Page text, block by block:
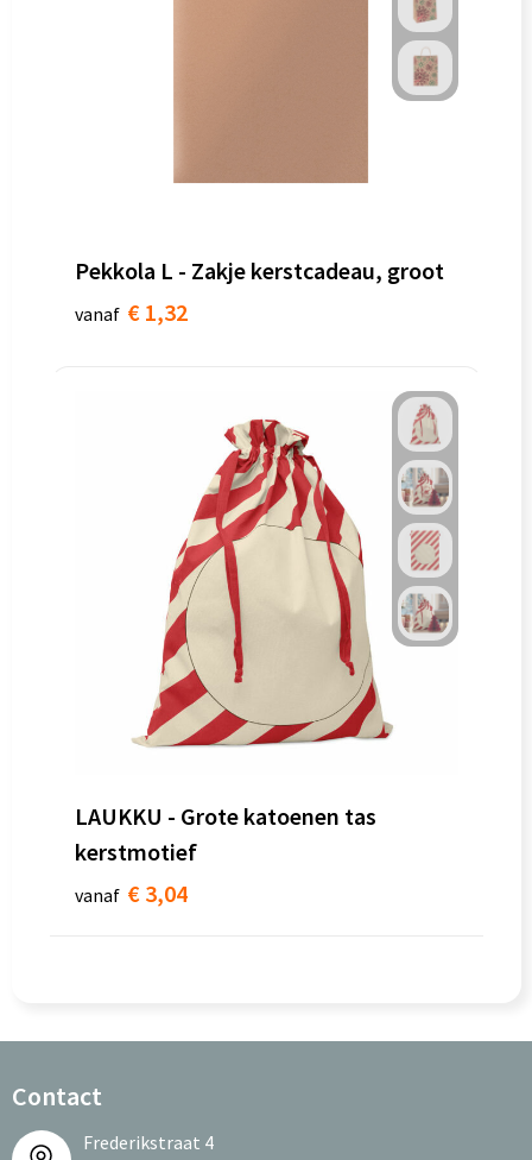
Pekkola L - Zakje kerstcadeau, groot
vanaf € 1,32
LAUKKU - Grote katoenen tas
kerstmotief
vanaf € 3,04
Contact
Frederikstraat 4